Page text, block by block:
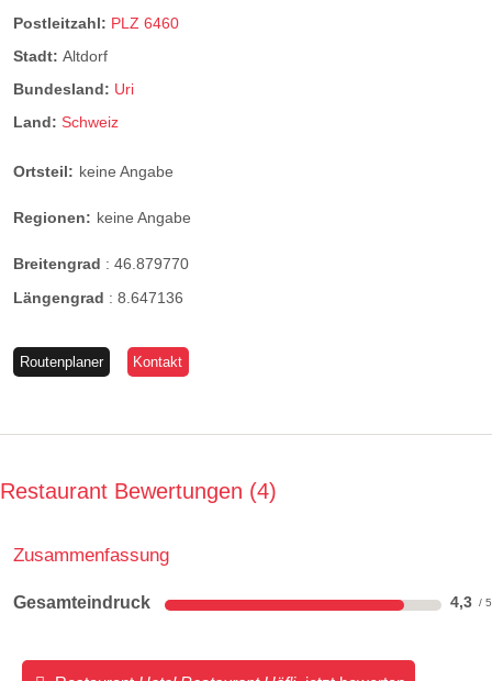
Postleitzahl: PLZ 6460
Stadt: Altdorf
Bundesland: Uri
Land: Schweiz
Ortsteil: keine Angabe
Regionen: keine Angabe
Breitengrad : 46.879770
Längengrad : 8.647136
Routenplaner Kontakt
Restaurant Bewertungen 4
Zusammenfassung
Gesamteindruck 4,3